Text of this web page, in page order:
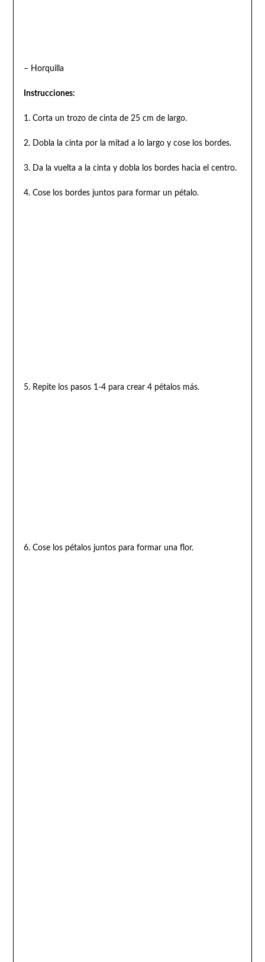
– Horquilla
Instrucciones:
1. Corta un trozo de cinta de 25 cm de largo.
2. Dobla la cinta por la mitad a lo largo y cose los bordes.
3. Da la vuelta a la cinta y dobla los bordes hacia el centro.
4. Cose los bordes juntos para formar un pétalo.
5. Repite los pasos 1-4 para crear 4 pétalos más.
6. Cose los pétalos juntos para formar una flor.